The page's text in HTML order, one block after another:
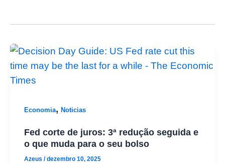
Economia, Noticias
Fed corte de juros: 3ª redução seguida e
o que muda para o seu bolso
Azeus /dezembro 10, 2025